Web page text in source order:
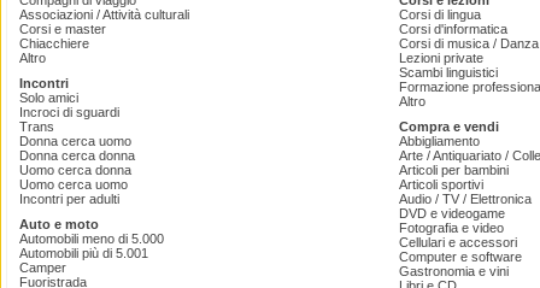
Associazioni / Attività culturali
Corsi e master
Chiacchiere
Altro
Incontri
Solo amici
Incroci di sguardi
Trans
Donna cerca uomo
Donna cerca donna
Uomo cerca donna
Uomo cerca uomo
Incontri per adulti
Auto e moto
Automobili meno di 5.000
Automobili più di 5.001
Camper
Fuoristrada
Corsi di lingua
Corsi d'informatica
Corsi di musica /
Lezioni private
Scambi linguistici
Formazione
Altro
Compra e vendi
Abbigliamento
Arte / Antiquariato /
Articoli per bambini
Articoli sportivi
Audio / TV / Elettronica
DVD e videogame
Fotografia e video
Cellulari e accessori
Computer e software
Gastronomia e vini